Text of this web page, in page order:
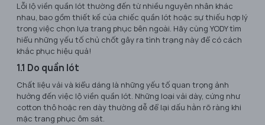
Lỗi lộ viền quần lót thường đến từ nhiều nguyên nhân khác
nhau, bao gồm thiết kế của chiếc quần lót hoặc sự thiếu hợp lý
trong việc chọn lựa trang phục bên ngoài. Hãy cùng YODY tìm
hiểu những yếu tố chủ chốt gây ra tình trạng này để có cách
khắc phục hiệu quả!
1.1 Do quần lót
Chất liệu vải và kiểu dáng là những yếu tố quan trọng ảnh
hưởng đến việc lộ viền quần lót. Những loại vải dày, cứng như
cotton thô hoặc ren dày thường dễ để lại dấu hằn rõ ràng khi
mặc trang phục ôm sát.